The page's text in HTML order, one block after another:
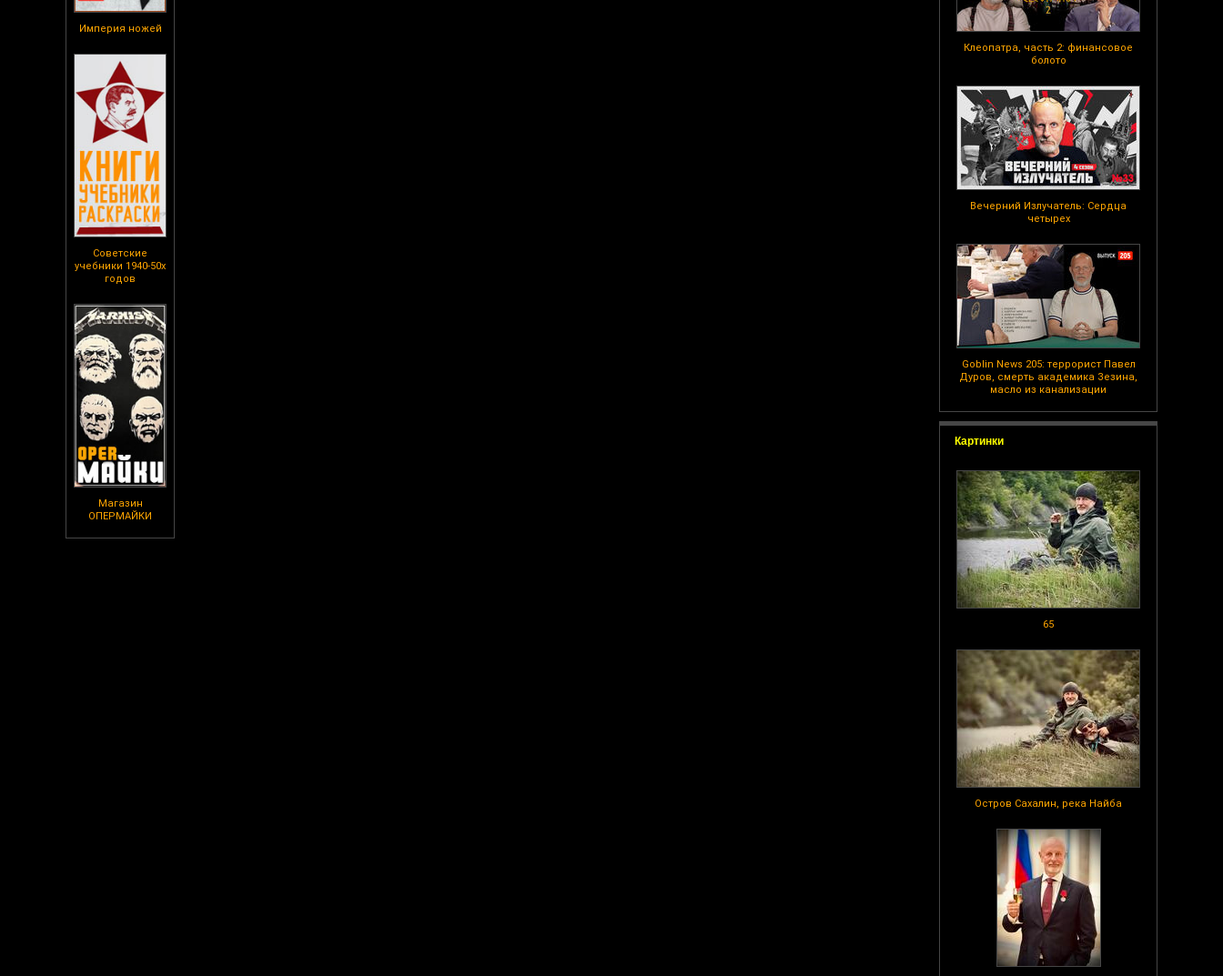
Империя ножей
Советские
учебники 1940-50х
годов
Магазин
ОПЕРМАЙКИ
Клеопатра, часть 2: финансовое
болото
Вечерний Излучатель: Сердца
четырех
Goblin News 205: террорист Павел
Дуров, смерть академика Зезина,
масло из канализации
Картинки
65
Остров Сахалин, река Найба